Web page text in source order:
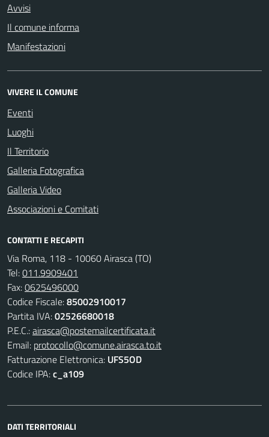
Avvisi
Il comune informa
Manifestazioni
VIVERE IL COMUNE
Eventi
Luoghi
Il Territorio
Galleria Fotografica
Galleria Video
Associazioni e Comitati
CONTATTI E RECAPITI
Via Roma, 118 - 10060 Airasca (TO)
Tel:011.9909401
Fax:0625496000
Codice Fiscale:85002910017
Partita IVA:02526680018
P.E.C.:airasca@postemailcertificata.it
Email: protocollo@comune.airasca.to.it
Fatturazione Elettronica: UFS5OD
Codice IPA:c_a109
DATI TERRITORIALI